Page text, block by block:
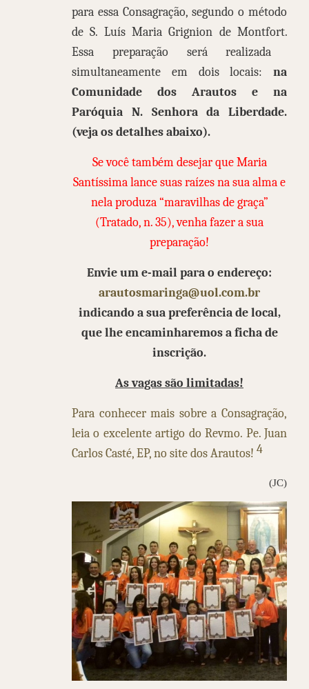
para essa Consagração, segundo o método
de S. Luís Maria Grignion de Montfort.
Essa preparação será realizada
simultaneamente em dois locais: na
Comunidade dos Arautos e na
Paróquia N. Senhora da Liberdade.
(veja os detalhes abaixo).
Se você também desejar que Maria
Santíssima lance suas raízes na sua alma e
nela produza “maravilhas de graça”
(Tratado, n. 35), venha fazer a sua
preparação!
Envie um e-mail para o endereço:
arautosmaringa@uol.com.br
indicando a sua preferência de local,
que lhe encaminharemos a ficha de
inscrição.
As vagas são limitadas!
Para conhecer mais sobre a Consagração,
leia o excelente artigo do Revmo. Pe. Juan
Carlos Casté, EP, no site dos Arautos! 4
(JC)